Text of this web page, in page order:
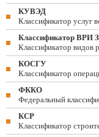
КУВЭД
Классификатор услуг
Классификатор ВРИ
Классификатор видов
КОСГУ
Классификатор
ФККО
Федеральный
КСР
Классификатор